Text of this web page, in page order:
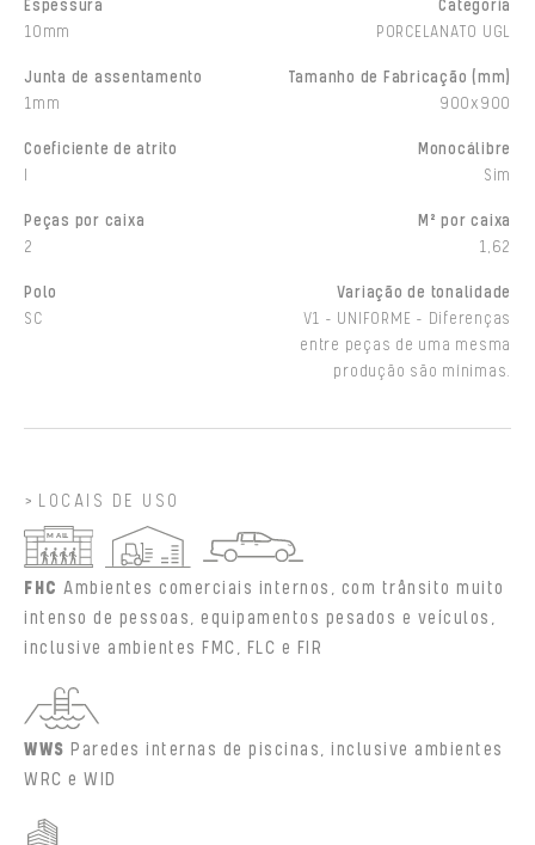
Espessura
10mm
Categoria
PORCELANATO UGL
Junta de assentamento
1mm
Tamanho de Fabricação (mm)
900x900
Coeficiente de atrito
Monocálibre
Sim
Peças por caixa
2
M² por caixa
1,62
Polo
SC
Variação de tonalidade
V1 - UNIFORME - Diferenças
entre peças de uma mesma
produção são mínimas.
LOCAIS DE USO
FHC Ambientes comerciais internos, com trânsito muito
intenso de pessoas, equipamentos pesados e veículos,
inclusive ambientes FMC, FLC e FIR
WWS Paredes internas de piscinas, inclusive ambientes
WRC e WID